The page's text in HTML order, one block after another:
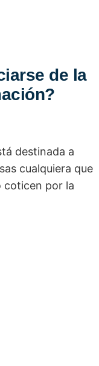
de la
destinada a
cualquiera que
coticen por la